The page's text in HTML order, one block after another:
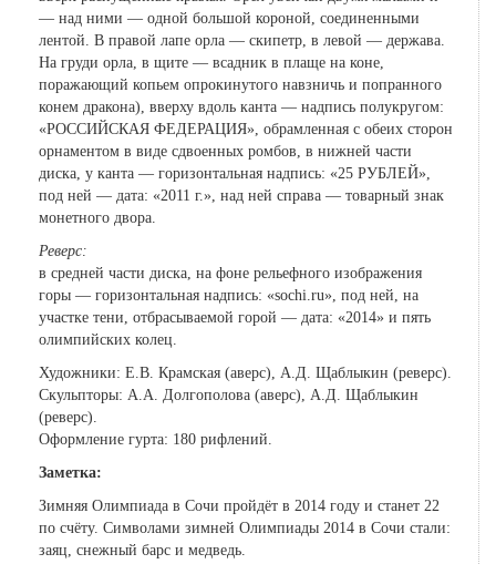
— над ними — одной большой короной, соединенными
лентой. В правой лапе орла — скипетр, в левой — держава.
На груди орла, в щите — всадник в плаще на коне,
поражающий копьем опрокинутого навзничь и попранного
конем дракона), вверху вдоль канта — надпись полукругом:
«РОССИЙСКАЯ ФЕДЕРАЦИЯ», обрамленная с обеих сторон
орнаментом в виде сдвоенных ромбов, в нижней части
диска, у канта — горизонтальная надпись: «25 РУБЛЕЙ»,
под ней — дата: «2011 г.», над ней справа — товарный знак
монетного двора.
Реверс:
в средней части диска, на фоне рельефного изображения
горы — горизонтальная надпись: «sochi.ru», под ней, на
участке тени, отбрасываемой горой — дата: «2014» и пять
олимпийских колец.
Художники: Е.В. Крамская (аверс), А.Д. Щаблыкин (реверс).
Скульпторы: А.А. Долгополова (аверс), А.Д. Щаблыкин
(реверс).
Оформление гурта: 180 рифлений.
Заметка:
Зимняя Олимпиада в Сочи пройдёт в 2014 году и станет 22
по счёту. Символами зимней Олимпиады 2014 в Сочи стали:
заяц, снежный барс и медведь.